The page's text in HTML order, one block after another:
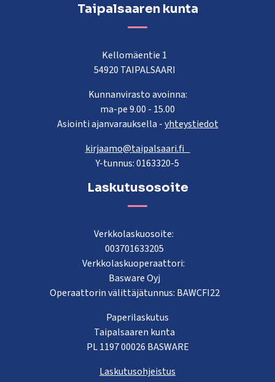
Taipalsaaren kunta
Kellomäentie 1
54920 TAIPALSAARI
Kunnanvirasto avoinna:
ma-pe 9.00 - 15.00
Asiointi ajanvarauksella -yhteystiedot
kirjaamo@taipalsaari.fi
Y-tunnus: 0163320-5
Laskutusosoite
Verkkolaskuosoite:
003701633205
Verkkolaskuoperaattori:
Basware Oyj
Operaattorin välittäjätunnus: BAWCFI22
Paperilaskutus
Taipalsaaren kunta
PL 1197 00026 BASWARE
Laskutusohjeistus